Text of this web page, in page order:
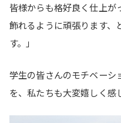
皆様からも格好良く仕上が
飾れるように頑張ります、
す。」
学生の皆さんのモチベーシ
を、私たちも大変嬉しく感